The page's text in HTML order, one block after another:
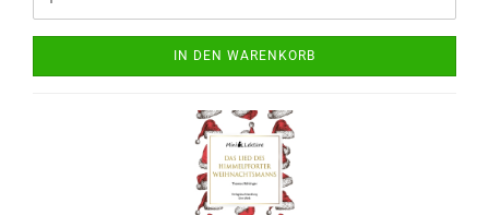
IN DEN WARENKORB